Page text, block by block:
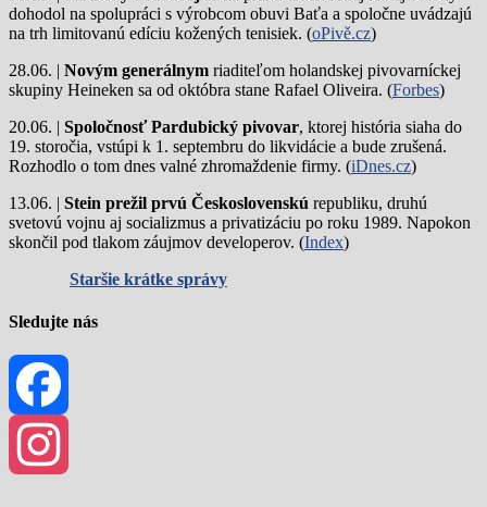
dohodol na spolupráci s výrobcom obuvi Baťa a spoločne uvádzajú
na trh limitovanú edíciu kožených tenisiek. (oPivě.cz)
28.06. | Novým generálnym riaditeľom holandskej pivovarníckej
skupiny Heineken sa od októbra stane Rafael Oliveira. (Forbes)
20.06. | Spoločnosť Pardubický pivovar, ktorej história siaha do
19. storočia, vstúpi k 1. septembru do likvidácie a bude zrušená.
Rozhodlo o tom dnes valné zhromaždenie firmy. (iDnes.cz)
13.06. | Stein prežil prvú Československú republiku, druhú
svetovú vojnu aj socializmus a privatizáciu po roku 1989. Napokon
skončil pod tlakom záujmov developerov. (Index)
Staršie krátke správy
Sledujte nás
Facebook